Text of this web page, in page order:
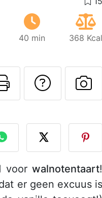
40 min 368 Kcal
dit recept
Print deze
Stel
voorwalnotentaart!
er geen excuus is